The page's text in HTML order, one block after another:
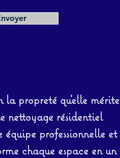
propreté qu’elle mérite
nettoyage résidentiel
professionnelle et
chaque espace en un